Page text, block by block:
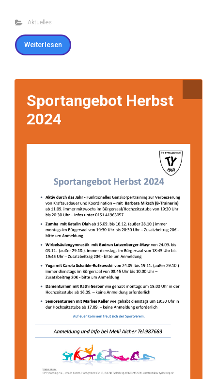
Aktuelles
Weiterlesen
Sportangebot Herbst
2024